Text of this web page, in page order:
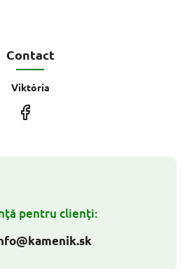
pentru clienţi:
Contact
Viktória